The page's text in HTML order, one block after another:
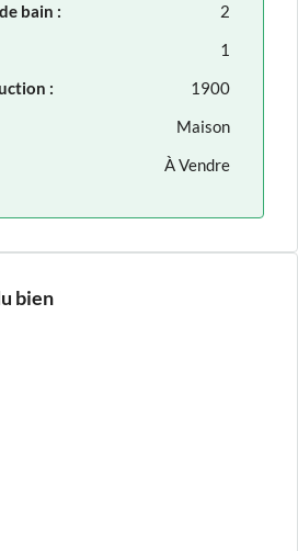
bain :
2
1
:
1900
Maison
À Vendre
bien